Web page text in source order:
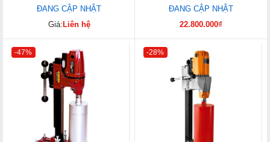
ĐANG CẬP NHẬT
Giá: Liên hệ
ĐANG CẬP NHẬT
22.800.000₫
-47% -28%